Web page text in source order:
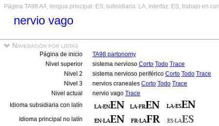
Página TA98 A4, lengua principal: ES, subsidiaria: LA, interfaz: ES, trabajo en
nervio vago
Navegación por listas
Página de inicio
TA98 partonomy
Nivel superior
sistema nervioso Corto Todo Trace
Nivel 2
sistema nervioso periférico Corto Todo Trace
Nivel 3
nervios craneales Corto Todo Trace
Nivel actual
nervio vago Trace
Idioma subsidiaria con latín
Idioma principal no latín